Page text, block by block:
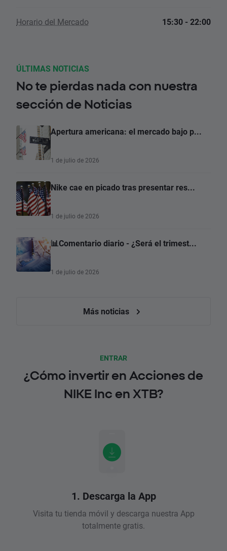
Horario del Mercado 15:30 - 22:00
ÚLTIMAS NOTICIAS
No te pierdas nada con nuestra
sección de Noticias
Apertura americana: el mercado bajo p...
1 de julio de 2026
Nike cae en picado tras presentar res...
1 de julio de 2026
📊Comentario diario - ¿Será el trimest...
1 de julio de 2026
Más noticias
ENTRAR
¿Cómo invertir en Acciones de
NIKE Inc en XTB?
1. Descarga la App
Visita tu tienda móvil y descarga nuestra App
totalmente gratis.